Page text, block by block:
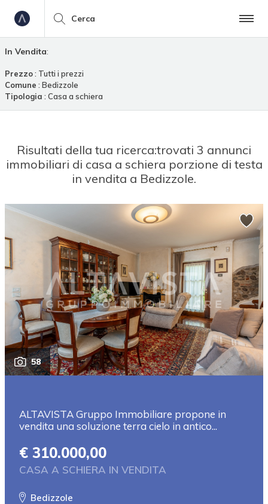
Cerca
In Vendita:
Prezzo: Tutti i prezzi
Comune : Bedizzole
Tipologia : Casa a schiera
Risultati della tua ricerca:trovati 3 annunci
immobiliari di casa a schiera porzione di testa
in vendita a Bedizzole.
58
ALTAVISTA Gruppo Immobiliare propone in
vendita una soluzione terra cielo in antico...
€ 310.000,00
CASA A SCHIERA IN VENDITA
Bedizzole